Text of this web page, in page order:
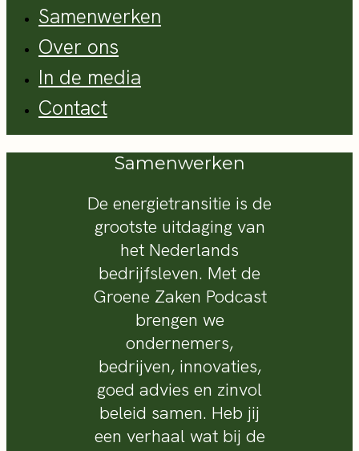
Samenwerken
Over ons
In de media
Contact
Samenwerken
De energietransitie is de
grootste uitdaging van
het Nederlands
bedrijfsleven. Met de
Groene Zaken Podcast
brengen we
ondernemers,
bedrijven, innovaties,
goed advies en zinvol
beleid samen. Heb jij
een verhaal wat bij de